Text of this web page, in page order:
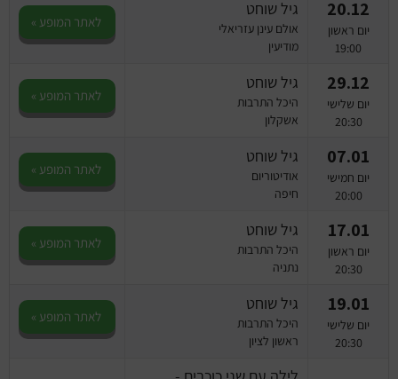
20.12
יום ראשון
19:00
גיל שוחט
אולם עינן עזריאלי
מודיעין
לאתר המופע »
29.12
יום שלישי
20:30
גיל שוחט
היכל התרבות
אשקלון
לאתר המופע »
07.01
יום חמישי
20:00
גיל שוחט
אודיטוריום
חיפה
לאתר המופע »
17.01
יום ראשון
20:30
גיל שוחט
היכל התרבות
נתניה
לאתר המופע »
19.01
יום שלישי
20:30
גיל שוחט
היכל התרבות
ראשון לציון
לאתר המופע »